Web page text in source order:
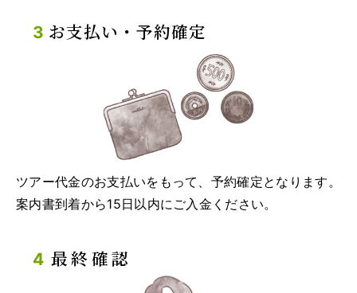
お支払い・予約確定
ツアー代金のお支払いをもって、予約確定となります。
案内書到着から15日以内にご入金ください。
最終確認